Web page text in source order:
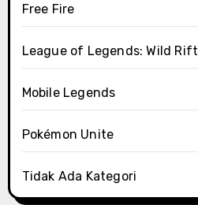
Free Fire
League of Legends: Wild Rift
Mobile Legends
Pokémon Unite
Tidak Ada Kategori